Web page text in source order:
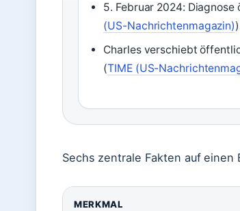
5. Februar 2024: Diagnose
(US-Nachrichtenmagazin)
Charles verschiebt
(TIME (US-
Sechs zentrale Fakten auf einen
MERKMAL